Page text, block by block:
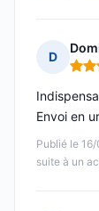
D
Publié le
suite à un
Envoi en